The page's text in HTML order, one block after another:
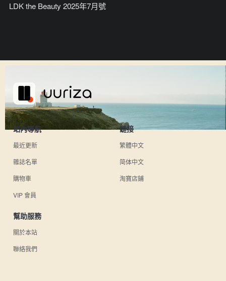
LDK the Beauty 2025年7月號
站內導航
最近更新
雜誌名單
購物車
VIP 會員
鏈接
繁體中文
简体中文
淘寶店鋪
幫助服務
關於本站
聯絡我們